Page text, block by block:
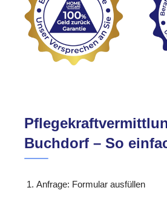
Buchdorf – So
Anfrage: Formular ausfüllen